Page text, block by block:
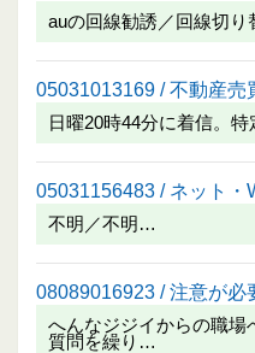
auの回線勧誘／回線切り
05031013169 / 不動産売
日曜20時44分に着信。
05031156483 / ネット・
不明／不明…
08089016923 / 注意が必
へんなジジイからの職場
質問を繰り…